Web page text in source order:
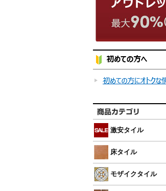
激安タイル
床タイル
モザイクタイル